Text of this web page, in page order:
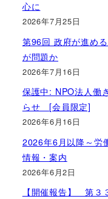
心に
2026年7月25日
第96回 政府が進め
が問題か
2026年7月16日
保護中: NPO法人働
らせ [会員限定]
2026年6月16日
2026年6月以降～労
情報・案内
2026年6月2日
【開催報告】 第